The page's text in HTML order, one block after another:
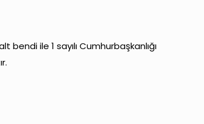
ile 1 sayılı Cumhurbaşkanlığı